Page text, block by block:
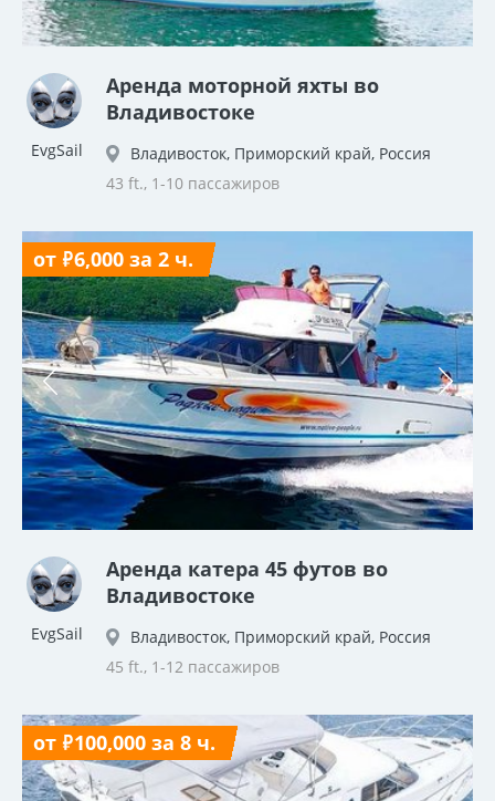
EvgSail
Аренда моторной яхты во
Владивостоке
Владивосток, Приморский край, Россия
43 ft., 1-10 пассажиров
от ₽6,000 за 2 ч.
EvgSail
Аренда катера 45 футов во
Владивостоке
Владивосток, Приморский край, Россия
45 ft., 1-12 пассажиров
от ₽100,000 за 8 ч.